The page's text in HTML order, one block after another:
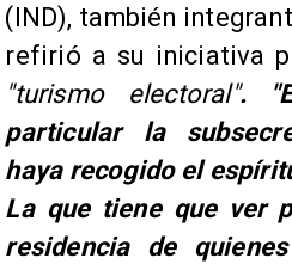
(IND), también
refirió a su iniciativa
"turismo electoral".
particular la
haya recogido el
La que tiene que ver
residencia de